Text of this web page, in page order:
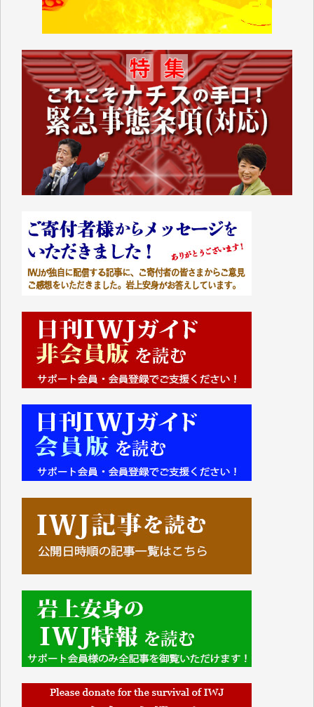
■■■■■■
IWJには、ご寄付・カンパをいただいた方々より、た
くさんの応援のメッセージが届いています。感謝を込
めて、その一部をここにご紹介いたします。
■■■■■■